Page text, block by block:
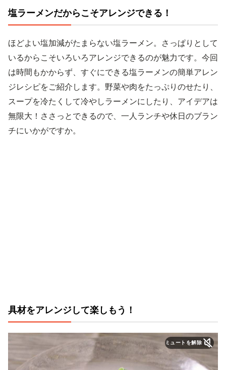
塩ラーメンだからこそアレンジできる！
ほどよい塩加減がたまらない塩ラーメン。さっぱりとして
いるからこそいろいろアレンジできるのが魅力です。今回
は時間もかからず、すぐにできる塩ラーメンの簡単アレン
ジレシピをご紹介します。野菜や肉をたっぷりのせたり、
スープを冷たくして冷やしラーメンにしたり、アイデアは
無限大！ささっとできるので、一人ランチや休日のブラン
チにいかがですか。
具材をアレンジして楽しもう！
ミュートを解除